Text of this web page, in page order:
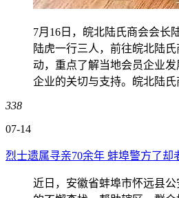
7月16日，皖北陆氏商会会长
陆虎一行三人，前往皖北陆
动，重点了解当地会员企业
企业的关切与支持。皖北陆氏
338
07-14
烈士遗属寻亲70余年 蚌埠警方了却
近日，安徽省蚌埠市怀远县